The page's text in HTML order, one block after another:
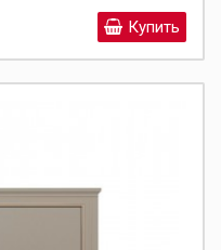
Купить